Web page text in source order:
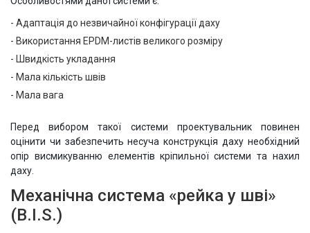
Адаптація до незвичайної конфігурації даху
Використання EPDM-листів великого розміру
Швидкість укладання
Мала кількість швів
Мала вага
Перед вибором такої системи проектувальник повинен
оцінити чи забезпечить несуча конструкція даху необхідний
опір висмикуванню елементів кріпильної системи та нахил
даху.
Механічна система «рейка у шві»
(B.I.S.)